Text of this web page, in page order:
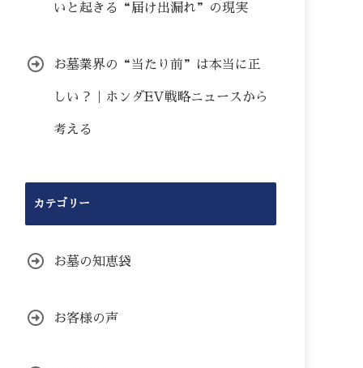
いと起きる“届け出漏れ”の現実
お墓業界の“当たり前”は本当に正
しい？｜ホンダEV戦略ニュースから
考える
カテゴリー
お墓の知恵袋
お客様の声